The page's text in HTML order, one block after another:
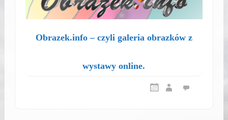
Obrazek.info – czyli galeria obrazków z
wystawy online.